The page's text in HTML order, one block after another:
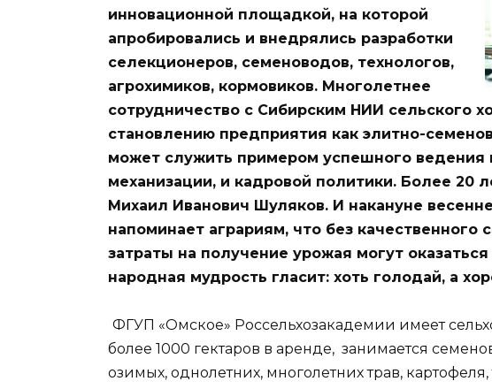
инновационной площадкой, на которой
апробировались и внедрялись разработки
селекционеров, семеноводов, технологов,
агрохимиков, кормовиков. Многолетнее
сотрудничество с Сибирским НИИ сельского
становлению предприятия как элитно-
может служить примером успешного ведения
механизации, и кадровой политики. Более 20
Михаил Иванович Шуляков. И накануне
напоминает аграриям, что без качественного
затраты на получение урожая могут
народная мудрость гласит: хоть голодай, а
ФГУП «Омское» Россельхозакадемии имеет
более 1000 гектаров в аренде, занимается
озимых, однолетних, многолетних трав, картофеля,